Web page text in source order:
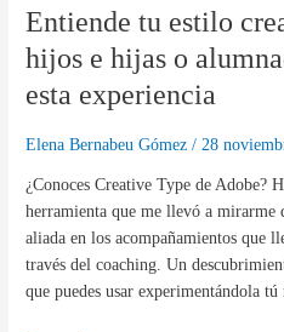
Entiende tu estilo
hijos e hijas o
esta experiencia
Elena Bernabeu Gómez/ 28
¿Conoces Creative Type de Adobe?
herramienta que me llevó a mirarme
aliada en los acompañamientos que
través del coaching. Un
que puedes usar experimentándola
estilo
creativo
y
anima
tus
hijos
e
hijas
o
alumnado